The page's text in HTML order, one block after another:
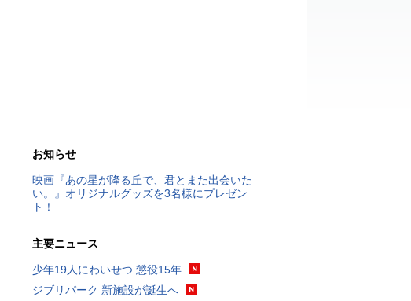
お知らせ
映画『あの星が降る丘で、君とまた出会いた
い。』オリジナルグッズを3名様にプレゼン
ト！
主要ニュース
少年19人にわいせつ 懲役15年
ジブリパーク 新施設が誕生へ